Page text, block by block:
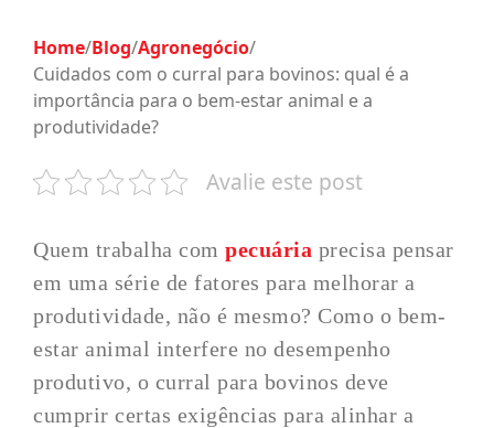
Home/Blog/Agronegócio/
Cuidados com o curral para bovinos: qual é a
importância para o bem-estar animal e a
produtividade?
Avalie este post
Quem trabalha compecuária precisa pensar
em uma série de fatores para melhorar a
produtividade, não é mesmo? Como o bem-
estar animal interfere no desempenho
produtivo, o curral para bovinos deve
cumprir certas exigências para alinhar a